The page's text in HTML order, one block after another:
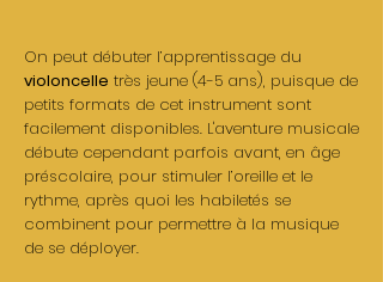
On peut débuter l’apprentissage du
violoncelle très jeune (4-5 ans), puisque de
petits formats de cet instrument sont
facilement disponibles. L'aventure musicale
débute cependant parfois avant, en âge
préscolaire, pour stimuler l’oreille et le
rythme, après quoi les habiletés se
combinent pour permettre à la musique
de se déployer.